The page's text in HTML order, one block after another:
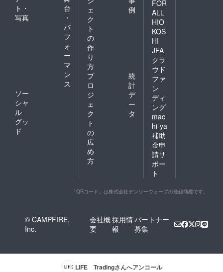
ト・
写真
台
・
パ
フ
ォ
ー
マ
ン
ス
ソー
シャ
ル
グッ
ド
ェ
ク
ト
の
作
り
方
例
プ
ロ
ジ
ェ
ク
ト
の
広
め
方
統
計
デ
ー
タ
FOR
ALL
HIO
KOS
HI
JFA
クラ
ウド
ファ
ン
ディ
ング
mac
hi-ya
補助
金申
請サ
ポー
ト
「QRコード」は株式会社デンソーウェーブの登録商標です。
© CAMPFIRE,
Inc.
会社概
要
採用情
報
パートナー
募集
LIFE Tradingさんへアンコール